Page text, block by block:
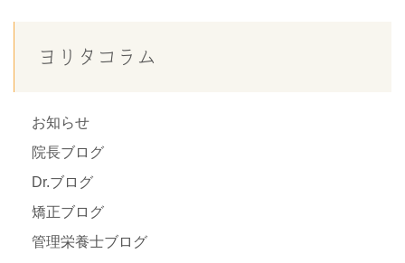
ヨリタコラム
お知らせ
院長ブログ
Dr.ブログ
矯正ブログ
管理栄養士ブログ